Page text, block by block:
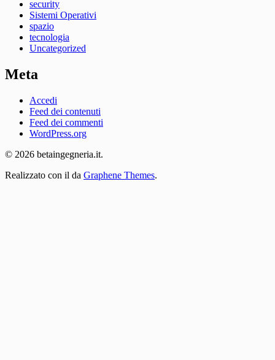
security
Sistemi Operativi
spazio
tecnologia
Uncategorized
Meta
Accedi
Feed dei contenuti
Feed dei commenti
WordPress.org
© 2026 betaingegneria.it.
Realizzato con il da Graphene Themes.